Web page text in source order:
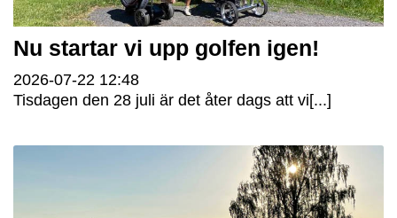
Nu startar vi upp golfen igen!
2026-07-22 12:48
Tisdagen den 28 juli är det åter dags att vi[...]